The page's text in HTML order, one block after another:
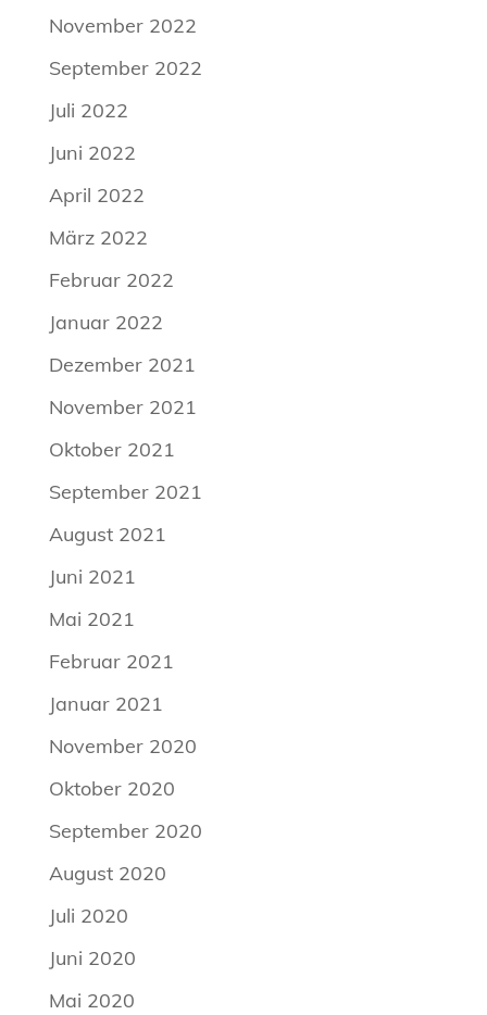
November 2022
September 2022
Juli 2022
Juni 2022
April 2022
März 2022
Februar 2022
Januar 2022
Dezember 2021
November 2021
Oktober 2021
September 2021
August 2021
Juni 2021
Mai 2021
Februar 2021
Januar 2021
November 2020
Oktober 2020
September 2020
August 2020
Juli 2020
Juni 2020
Mai 2020